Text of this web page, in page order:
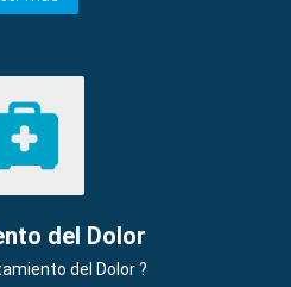
del Dolor
del Dolor ?